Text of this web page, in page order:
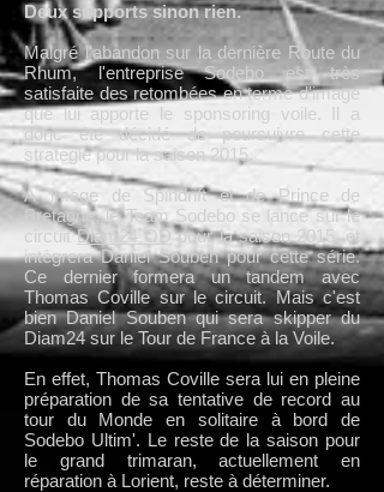
Deux supports sinon rien.
Malgré l'abandon sur la dernière Route du
Rhum, l'entreprise Sodebo est très
satisfaite des retombées en terme d'image
que lui apporte le sponsoring voile. Il a
donc été décidé de poursuivre cette
stratégie pour la saison 2015.
A 'image de Spindrift et de Prince de
Bretagne, le Team Sodebo se lance sur le
circuitDiam24 OD pour la saison 2015, et
intègrera Daniel Souben pour cette série.
Ce dernier formera un tandem avec
Thomas Coville sur le circuit. Mais c'est
bien Daniel Souben qui sera skipper du
Diam24 sur le Tour de France à la Voile.
En effet, Thomas Coville sera lui en pleine
préparation de sa tentative de record au
tour du Monde en solitaire à bord de
Sodebo Ultim'. Le reste de la saison pour
le grand trimaran, actuellement en
réparation à Lorient, reste à déterminer.